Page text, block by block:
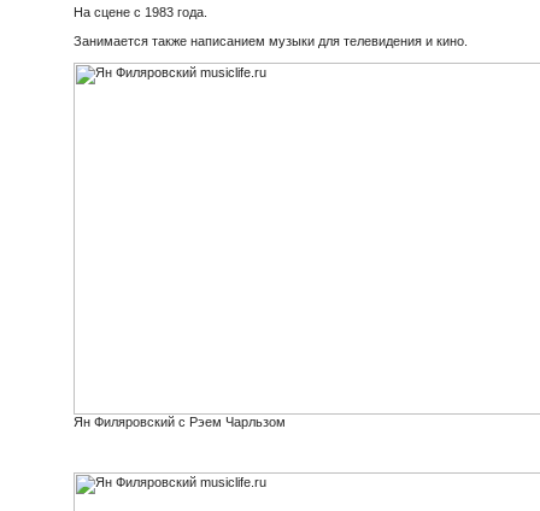
На сцене с 1983 года.
Занимается также написанием музыки для телевидения и кино.
Ян Филяровский с Рэем Чарльзом